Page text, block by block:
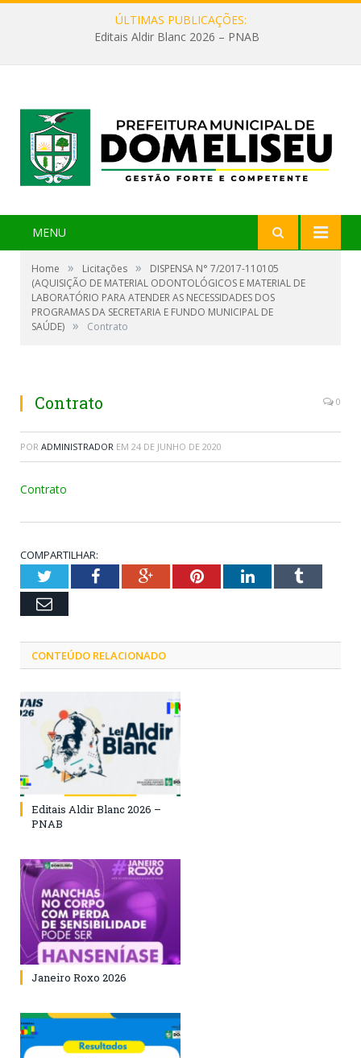
ÚLTIMAS PUBLICAÇÕES:
Editais Aldir Blanc 2026 – PNAB
MENU
Home » Licitações »
DISPENSA N° 7/2017-110105
(AQUISIÇÃO DE MATERIAL ODONTOLÓGICOS E MATERIAL DE
LABORATÓRIO PARA ATENDER AS NECESSIDADES DOS
PROGRAMAS DA SECRETARIA E FUNDO MUNICIPAL DE
SAÚDE) » Contrato
Contrato 0
POR ADMINISTRADOR EM 24 DE JUNHO DE 2020
Contrato
COMPARTILHAR:
TwitterFacebookGoogle+PinterestLinkedInTumblr
Email
CONTEÚDO RELACIONADO
Editais Aldir Blanc 2026 –
PNAB
Janeiro Roxo 2026